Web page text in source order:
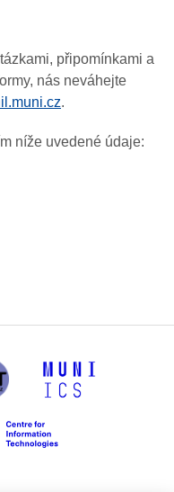
připomínkami a
nás neváhejte
.
níže uvedené údaje: